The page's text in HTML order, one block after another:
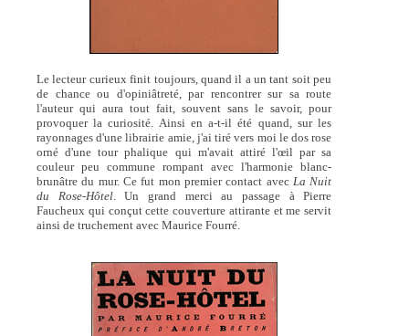
Le lecteur curieux finit toujours, quand il a un tant soit peu
de chance ou d'opiniâtreté, par rencontrer sur sa route
l'auteur qui aura tout fait, souvent sans le savoir, pour
provoquer la curiosité. Ainsi en a-t-il été quand, sur les
rayonnages d'une librairie amie, j'ai tiré vers moi le dos rose
orné d'une tour phalique qui m'avait attiré l'œil par sa
couleur peu commune rompant avec l'harmonie blanc-
brunâtre du mur. Ce fut mon premier contact avec La Nuit
du Rose-Hôtel. Un grand merci au passage à Pierre
Faucheux qui conçut cette couverture attirante et me servit
ainsi de truchement avec Maurice Fourré.